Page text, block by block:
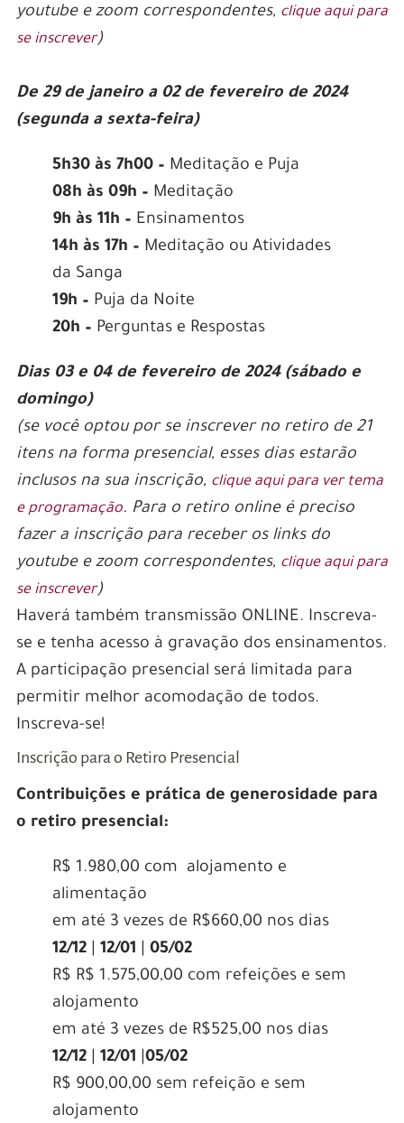
youtube e zoom correspondentes, clique aqui para
se inscrever)
De 29 de janeiro a 02 de fevereiro de 2024
(segunda a sexta-feira)
5h30 às 7h00 – Meditação e Puja
08h às 09h – Meditação
9h às 11h – Ensinamentos
14h às 17h – Meditação ou Atividades
da Sanga
19h – Puja da Noite
20h – Perguntas e Respostas
Dias 03 e 04 de fevereiro de 2024 (sábado e
domingo)
(se você optou por se inscrever no retiro de 21
itens na forma presencial, esses dias estarão
inclusos na sua inscrição, clique aqui para ver tema
e programação. Para o retiro online é preciso
fazer a inscrição para receber os links do
youtube e zoom correspondentes, clique aqui para
se inscrever)
Haverá também transmissão ONLINE. Inscreva-
se e tenha acesso à gravação dos ensinamentos.
A participação presencial será limitada para
permitir melhor acomodação de todos.
Inscreva-se!
Inscrição para o Retiro Presencial
Contribuições e prática de generosidade para
o retiro presencial:
R$ 1.980,00 com alojamento e
alimentação
em até 3 vezes de R$660,00 nos dias
12/12| 12/01
05/02
R$ R$ 1.575,00,00 com refeições e sem
alojamento
em até 3 vezes de R$525,00 nos dias
12/12| 12/01 05/02
R$ 900,00,00 sem refeição e sem
alojamento